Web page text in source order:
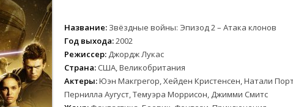
Название: Звёздные войны: Эпизод 2 – Атака клонов
Год выхода:2002
Режиссер: Джордж Лукас
Страна: США, Великобритания
Актеры:Юэн Макгрегор, Хейден Кристенсен, Натали
Пернилла Аугуст, Темуэра Моррисон, Джимми Смитс